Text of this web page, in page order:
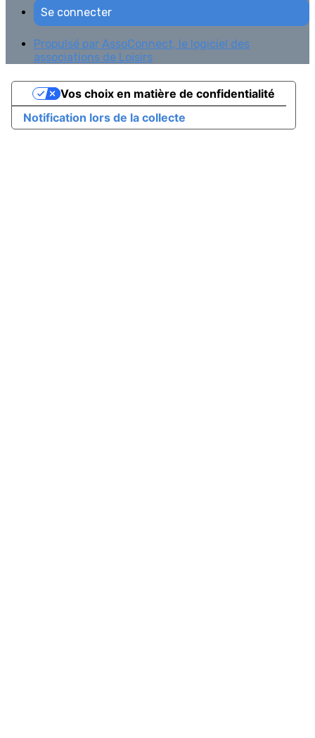
Se connecter
Propulsé par AssoConnect, le logiciel des
associations de Loisirs
Notification lors de la collecte
Vos choix en matière de confidentialité